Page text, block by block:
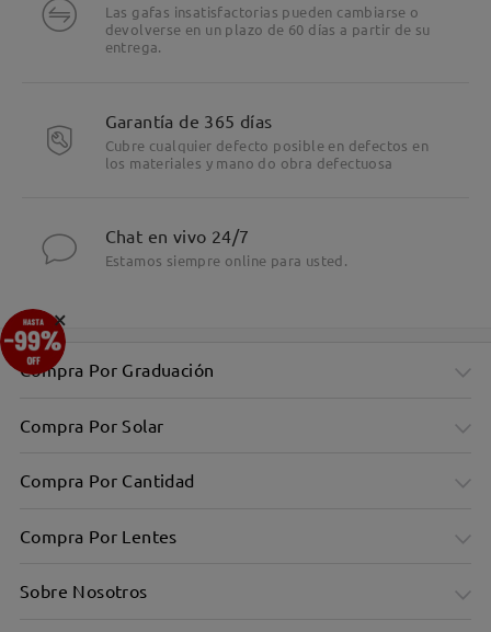
Las gafas insatisfactorias pueden cambiarse o
devolverse en un plazo de 60 días a partir de su
entrega.
Garantía de 365 días
Cubre cualquier defecto posible en defectos en
los materiales y mano do obra defectuosa
Chat en vivo 24/7
Estamos siempre online para usted.
Compra Por Graduación
Compra Por Solar
Compra Por Cantidad
Compra Por Lentes
Sobre Nosotros
×